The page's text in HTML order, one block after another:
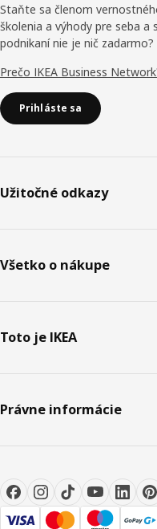
Staňte sa členom
školenia a výhody pre seba
podnikaní nie je nič zadarmo?
Prečo IKEA Business
Prihláste sa
Užitočné odkazy
Všetko o nákupe
Toto je IKEA
Právne informácie